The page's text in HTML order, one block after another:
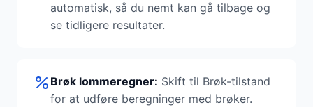
automatisk, så du nemt kan gå tilbage og
se tidligere resultater.
Brøk lommeregner: Skift til Brøk-tilstand
for at udføre beregninger med brøker.